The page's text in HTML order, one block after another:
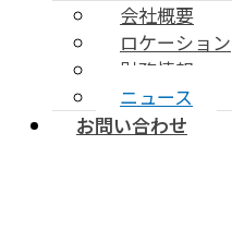
会社概要
ロケーション
財務情報
ニュース
お問い合わせ